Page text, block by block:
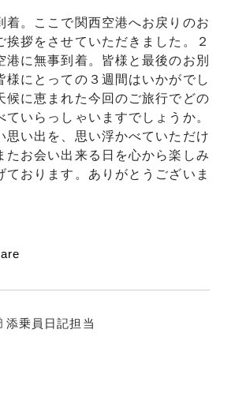
着。ここで関西空港へお戻りのお
挨拶をさせていただきました。２
港に無事到着。皆様と最後のお別
様にとっての３週間はいかがでし
候に恵まれた今回のご旅行でどの
ていらっしゃいますでしょうか。
思い出を、思い浮かべていただけ
たお会い出来る日を心から楽しみ
ております。ありがとうございま
添乗員日記担当